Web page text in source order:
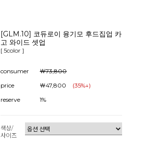
[GLM.10] 코듀로이 융기모 후드집업 카
고 와이드 셋업
[ 5color ]
consumer
￦73,800
price
￦47,800 (35%↓)
reserve
1%
색상/
사이즈